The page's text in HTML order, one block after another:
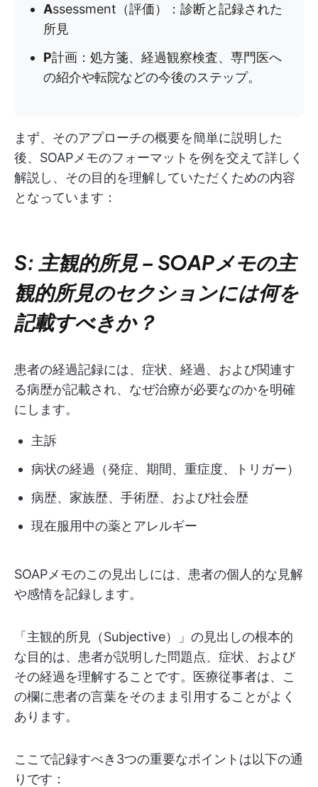
Assessment（評価）：診断と記録された
所見
P計画：処方箋、経過観察検査、専門医へ
の紹介や転院などの今後のステップ。
まず、そのアプローチの概要を簡単に説明した
後、SOAPメモのフォーマットを例を交えて詳しく
解説し、その目的を理解していただくための内容
となっています：
S: 主観的所見– SOAPメモの主
観的所見のセクションには何を
記載すべきか？
患者の経過記録には、症状、経過、および関連す
る病歴が記載され、なぜ治療が必要なのかを明確
にします。
主訴
病状の経過（発症、期間、重症度、トリガー）
病歴、家族歴、手術歴、および社会歴
現在服用中の薬とアレルギー
SOAPメモのこの見出しには、患者の個人的な見解
や感情を記録します。
「主観的所見（Subjective）」の見出しの根本的
な目的は、患者が説明した問題点、症状、および
その経過を理解することです。医療従事者は、こ
の欄に患者の言葉をそのまま引用することがよく
あります。
ここで記録すべき3つの重要なポイントは以下の通
りです：